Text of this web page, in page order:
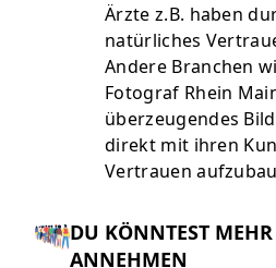
Ärzte z.B. haben
natürliches
Andere Branchen
Fotograf Rhein
überzeugendes
direkt mit ihren
Vertrauen
DU KÖNNTEST
ANNEHMEN